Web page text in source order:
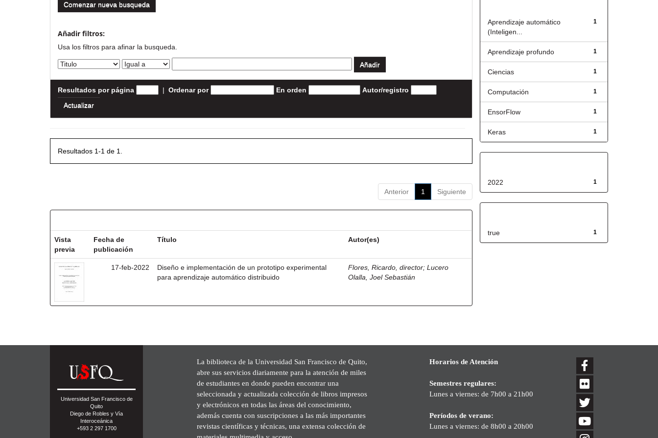
Comenzar nueva busqueda
Añadir filtros:
Usa los filtros para afinar la busqueda.
Resultados por página | Ordenar por En orden Autor/registro
Resultados 1-1 de 1.
Anterior 1 Siguiente
Vista
previa
Fecha de
publicación
Título Autor(es)
17-feb-2022
Diseño e implementación de un prototipo experimental
para aprendizaje automático distribuido
Flores, Ricardo, director;Lucero
Olalla, Joel Sebastián
1
Aprendizaje automático
(Inteligen...
1
Aprendizaje profundo
1
Ciencias
1
Computación
1
EnsorFlow
1
Keras
1
2022
1
true
Universidad San Francisco de
Quito
Diego de Robles y Vía
Interoceánica
+593 2 297 1700
La biblioteca de la Universidad San Francisco de Quito,
abre sus servicios diariamente para la atención de miles
de estudiantes en donde pueden encontrar una
seleccionada y actualizada colección de libros impresos
y electrónicos en todas las áreas del conocimiento,
además cuenta con suscripciones a las más importantes
revistas científicas y técnicas, una extensa colección de
Horarios de Atención
Semestres regulares:
Lunes a viernes: de 7h00 a 21h00
Períodos de verano:
Lunes a viernes: de 8h00 a 20h00